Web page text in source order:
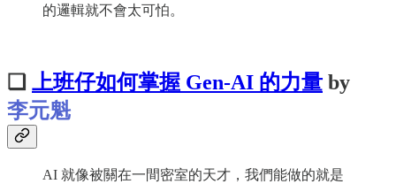
的邏輯就不會太可怕。
❏ 上班仔如何掌握 Gen-AI 的力量 by
李元魁
AI 就像被關在一間密室的天才，我們能做的就是